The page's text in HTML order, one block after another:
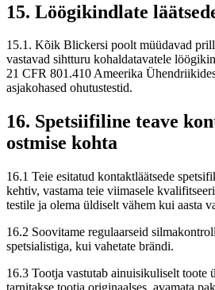
15. Löögikindlate
15.1. Kõik Blickersi poolt müüdavad
vastavad sihtturu kohaldatavatele
21 CFR 801.410 Ameerika
asjakohased ohutustestid.
16. Spetsiifiline teave
ostmise kohta
16.1 Teie esitatud kontaktläätsede
kehtiv, vastama teie viimasele
testile ja olema üldiselt vähem kui aasta
16.2 Soovitame regulaarseid
spetsialistiga, kui vahetate brändi.
16.3 Tootja vastutab ainuisikuliselt toote